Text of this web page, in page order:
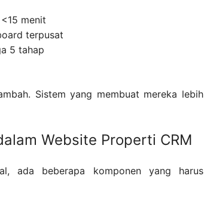
menit
terpusat
5 tahap
Sistem yang membuat mereka lebih
Website Properti CRM
ada beberapa komponen yang harus